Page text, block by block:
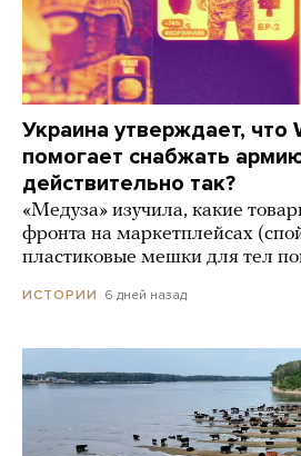
Украина утверждает, что
помогает снабжать
действительно так?
«Медуза» изучила, какие
фронта на маркетплейсах
пластиковые мешки для тел
ИСТОРИИ 6 дней назад